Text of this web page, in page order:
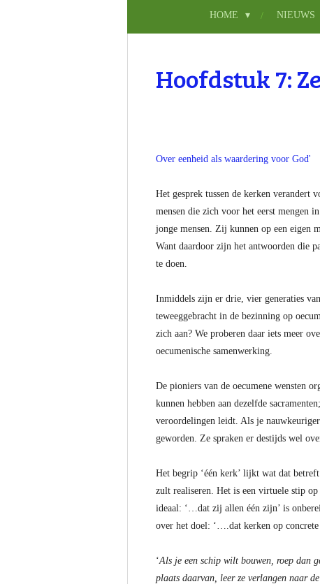
HOME NIEUWS
Hoofdstuk 7:
Over eenheid als waardering voor God'
Het gesprek tussen de kerken
mensen die zich voor het eerst mengen
jonge mensen. Zij kunnen op een eigen
Want daardoor zijn het antwoorden die
te doen.
Inmiddels zijn er drie, vier generaties
teweeggebracht in de bezinning op
zich aan? We proberen daar iets meer
oecumenische samenwerking.
De pioniers van de oecumene wensten
kunnen hebben aan dezelfde
veroordelingen leidt. Als je
geworden. Ze spraken er destijds wel
Het begrip ‘één kerk’ lijkt wat dat
zult realiseren. Het is een virtuele stip
ideaal: ‘…dat zij allen één zijn’ is
over het doel: ‘….dat kerken op concrete
‘Als je een schip wilt bouwen, roep dan
plaats daarvan, leer ze verlangen naar de